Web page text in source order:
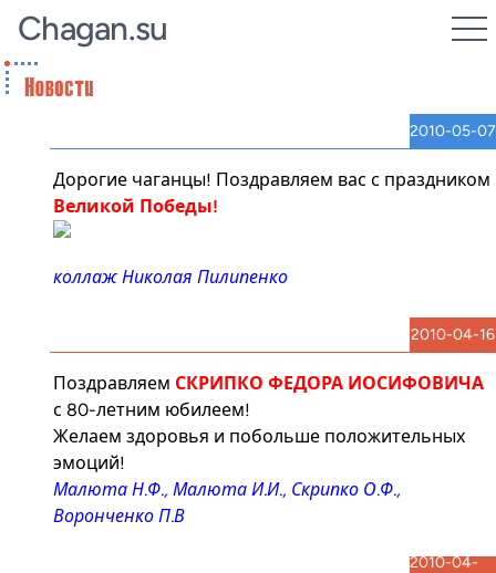
Chagan.su
2010-05-07
Дорогие чаганцы! Поздравляем вас с праздником
Великой Победы!
коллаж Николая Пилипенко
2010-04-16
Поздравляем СКРИПКО ФЕДОРА ИОСИФОВИЧА
с 80-летним юбилеем!
Желаем здоровья и побольше положительных
эмоций!
Малюта Н.Ф., Малюта И.И., Скрипко О.Ф.,
Воронченко П.В
2010-04-